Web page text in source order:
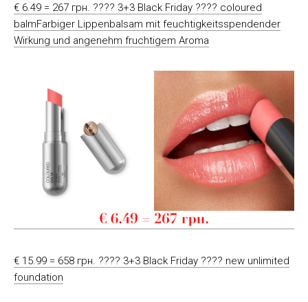
€ 6.49 = 267 грн. ???? 3+3 Black Friday ???? coloured
balmFarbiger Lippenbalsam mit feuchtigkeitsspendender
Wirkung und angenehm fruchtigem Aroma
€ 15.99 = 658 грн. ???? 3+3 Black Friday ???? new unlimited
foundation